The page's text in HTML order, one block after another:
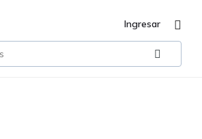
Ingresar